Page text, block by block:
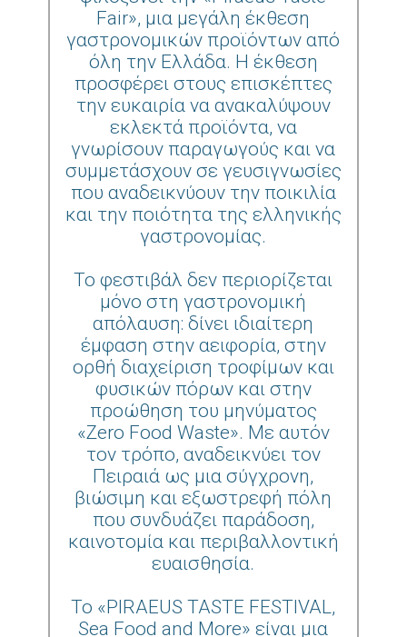
Fair», μια μεγάλη έκθεση
γαστρονομικών προϊόντων από
όλη την Ελλάδα. Η έκθεση
προσφέρει στους επισκέπτες
την ευκαιρία να ανακαλύψουν
εκλεκτά προϊόντα, να
γνωρίσουν παραγωγούς και να
συμμετάσχουν σε γευσιγνωσίες
που αναδεικνύουν την ποικιλία
και την ποιότητα της ελληνικής
γαστρονομίας.
Το φεστιβάλ δεν περιορίζεται
μόνο στη γαστρονομική
απόλαυση: δίνει ιδιαίτερη
έμφαση στην αειφορία, στην
ορθή διαχείριση τροφίμων και
φυσικών πόρων και στην
προώθηση του μηνύματος
«Zero Food Waste». Με αυτόν
τον τρόπο, αναδεικνύει τον
Πειραιά ως μια σύγχρονη,
βιώσιμη και εξωστρεφή πόλη
που συνδυάζει παράδοση,
καινοτομία και περιβαλλοντική
ευαισθησία.
Το «PIRAEUS TASTE FESTIVAL,
Sea Food and More» είναι μια